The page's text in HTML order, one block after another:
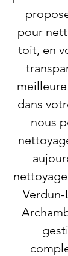
pour
toit, en
dans
nous
Verdun-